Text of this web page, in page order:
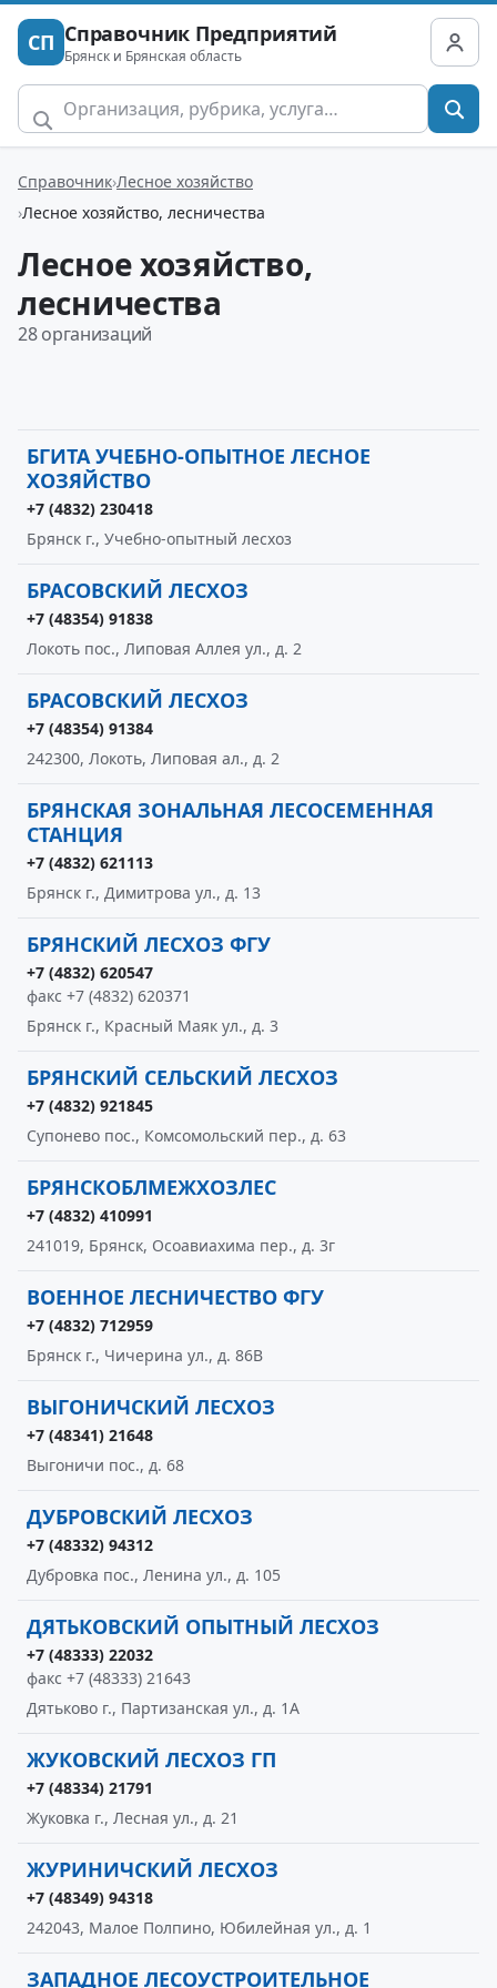
СП Справочник Предприятий
Брянск и Брянская область
Справочник Лесное хозяйство
Лесное хозяйство, лесничества
Лесное хозяйство,
лесничества
28 организаций
БГИТА УЧЕБНО-ОПЫТНОЕ ЛЕСНОЕ
ХОЗЯЙСТВО
+7 (4832) 230418
Брянск г., Учебно-опытный лесхоз
БРАСОВСКИЙ ЛЕСХОЗ
+7 (48354) 91838
Локоть пос., Липовая Аллея ул., д. 2
БРАСОВСКИЙ ЛЕСХОЗ
+7 (48354) 91384
242300, Локоть, Липовая ал., д. 2
БРЯНСКАЯ ЗОНАЛЬНАЯ ЛЕСОСЕМЕННАЯ
СТАНЦИЯ
+7 (4832) 621113
Брянск г., Димитрова ул., д. 13
БРЯНСКИЙ ЛЕСХОЗ ФГУ
+7 (4832) 620547
факс +7 (4832) 620371
Брянск г., Красный Маяк ул., д. 3
БРЯНСКИЙ СЕЛЬСКИЙ ЛЕСХОЗ
+7 (4832) 921845
Супонево пос., Комсомольский пер., д. 63
БРЯНСКОБЛМЕЖХОЗЛЕС
+7 (4832) 410991
241019, Брянск, Осоавиахима пер., д. 3г
ВОЕННОЕ ЛЕСНИЧЕСТВО ФГУ
+7 (4832) 712959
Брянск г., Чичерина ул., д. 86В
ВЫГОНИЧСКИЙ ЛЕСХОЗ
+7 (48341) 21648
Выгоничи пос., д. 68
ДУБРОВСКИЙ ЛЕСХОЗ
+7 (48332) 94312
Дубровка пос., Ленина ул., д. 105
ДЯТЬКОВСКИЙ ОПЫТНЫЙ ЛЕСХОЗ
+7 (48333) 22032
факс +7 (48333) 21643
Дятьково г., Партизанская ул., д. 1А
ЖУКОВСКИЙ ЛЕСХОЗ ГП
+7 (48334) 21791
Жуковка г., Лесная ул., д. 21
ЖУРИНИЧСКИЙ ЛЕСХОЗ
+7 (48349) 94318
242043, Малое Полпино, Юбилейная ул., д. 1
ЗАПАДНОЕ ЛЕСОУСТРОИТЕЛЬНОЕ